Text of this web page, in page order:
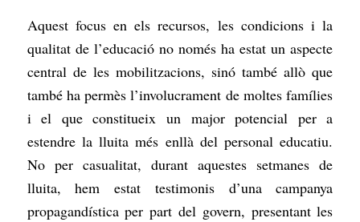
Aquest focus en els recursos, les condicions i la
qualitat de l’educació no només ha estat un aspecte
central de les mobilitzacions, sinó també allò que
també ha permès l’involucrament de moltes famílies
i el que constitueix un major potencial per a
estendre la lluita més enllà del personal educatiu.
No per casualitat, durant aquestes setmanes de
lluita, hem estat testimonis d’una campanya
propagandística per part del govern, presentant les